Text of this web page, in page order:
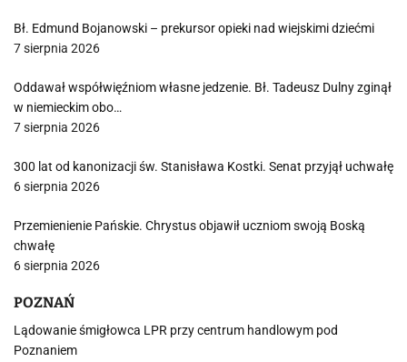
Bł. Edmund Bojanowski – prekursor opieki nad wiejskimi dziećmi
7 sierpnia 2026
Oddawał współwięźniom własne jedzenie. Bł. Tadeusz Dulny zginął
w niemieckim obo…
7 sierpnia 2026
300 lat od kanonizacji św. Stanisława Kostki. Senat przyjął uchwałę
6 sierpnia 2026
Przemienienie Pańskie. Chrystus objawił uczniom swoją Boską
chwałę
6 sierpnia 2026
POZNAŃ
Lądowanie śmigłowca LPR przy centrum handlowym pod
Poznaniem